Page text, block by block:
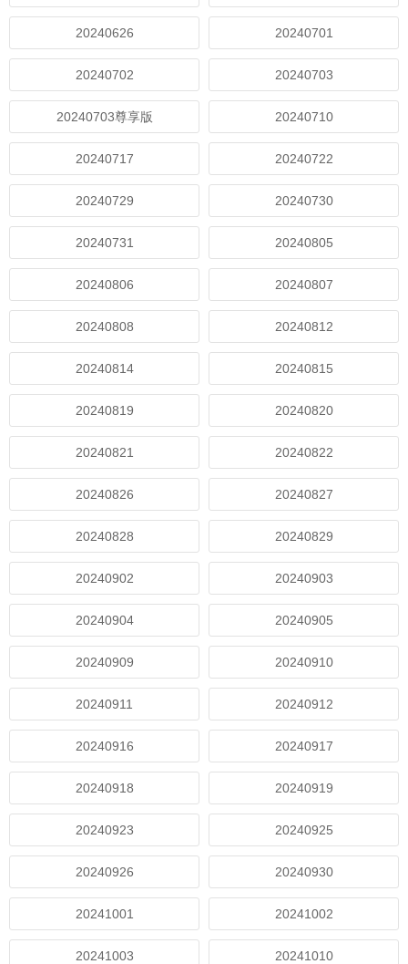
20240626 20240701
20240702 20240703
20240703尊享版 20240710
20240717 20240722
20240729 20240730
20240731 20240805
20240806 20240807
20240808 20240812
20240814 20240815
20240819 20240820
20240821 20240822
20240826 20240827
20240828 20240829
20240902 20240903
20240904 20240905
20240909 20240910
20240911 20240912
20240916 20240917
20240918 20240919
20240923 20240925
20240926 20240930
20241001 20241002
20241003 20241010